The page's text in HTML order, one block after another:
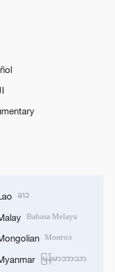
ລາວ
Bahasa Melayu
Монгол
မြန်မာဘာသာ